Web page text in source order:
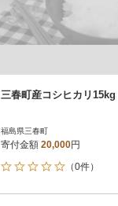
三春町産コシヒカリ15kg
福島県三春町
寄付金額 20,000円
（0件）